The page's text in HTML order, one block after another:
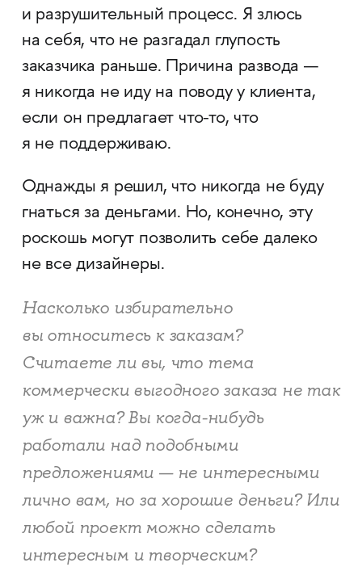
и разрушительный процесс. Я злюсь
на себя, что не разгадал глупость
заказчика раньше. Причина развода —
я никогда не иду на поводу у клиента,
если он предлагает что-то, что
я не поддерживаю.
Однажды я решил, что никогда не буду
гнаться за деньгами. Но, конечно, эту
роскошь могут позволить себе далеко
не все дизайнеры.
Насколько избирательно
вы относитесь к заказам?
Считаете ли вы, что тема
коммерчески выгодного заказа не так
уж и важна? Вы когда-нибудь
работали над подобными
предложениями — не интересными
лично вам, но за хорошие деньги? Или
любой проект можно сделать
интересным и творческим?